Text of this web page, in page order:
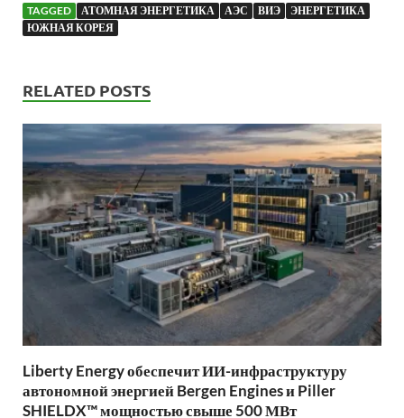
TAGGED АТОМНАЯ ЭНЕРГЕТИКА АЭС ВИЭ
ЭНЕРГЕТИКА
ЮЖНАЯ КОРЕЯ
RELATED POSTS
Liberty Energy обеспечит ИИ-инфраструктуру
автономной энергией Bergen Engines и Piller
SHIELDX™ мощностью свыше 500 МВт